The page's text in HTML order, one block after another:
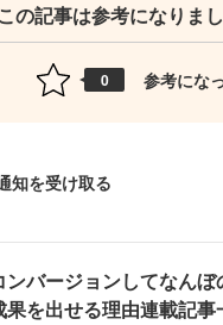
この記事は参考になりま
0 参考にな
知を受け取る
ンバージョンしてなん
果を出せる理由連載記事